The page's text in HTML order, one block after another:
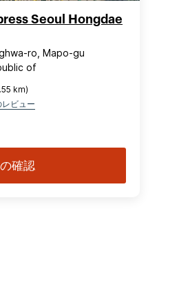
Seoul Hongdae
ro, Mapo-gu
of
km)
ビュー
確認